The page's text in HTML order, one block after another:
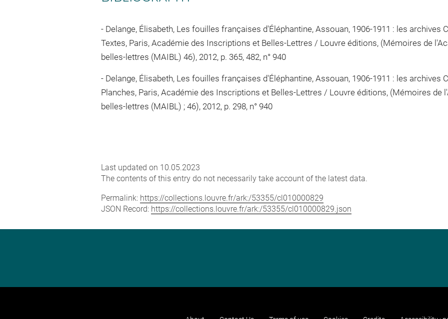
Delange, Élisabeth, Les fouilles françaises d'Éléphantine, Assouan, 1906-1911 : les archives
Textes, Paris, Académie des Inscriptions et Belles-Lettres / Louvre éditions, (Mémoires de
belles-lettres (MAIBL) 46), 2012, p. 365, 482, n° 940
Delange, Élisabeth, Les fouilles françaises d'Éléphantine, Assouan, 1906-1911 : les archives
Planches, Paris, Académie des Inscriptions et Belles-Lettres / Louvre éditions, (Mémoires de
belles-lettres (MAIBL) ; 46), 2012, p. 298, n° 940
Last updated on 10.05.2023
The contents of this entry do not necessarily take account of the latest data.
Permalink: https://collections.louvre.fr/ark:/53355/cl010000829
JSON Record: https://collections.louvre.fr/ark:/53355/cl010000829.json